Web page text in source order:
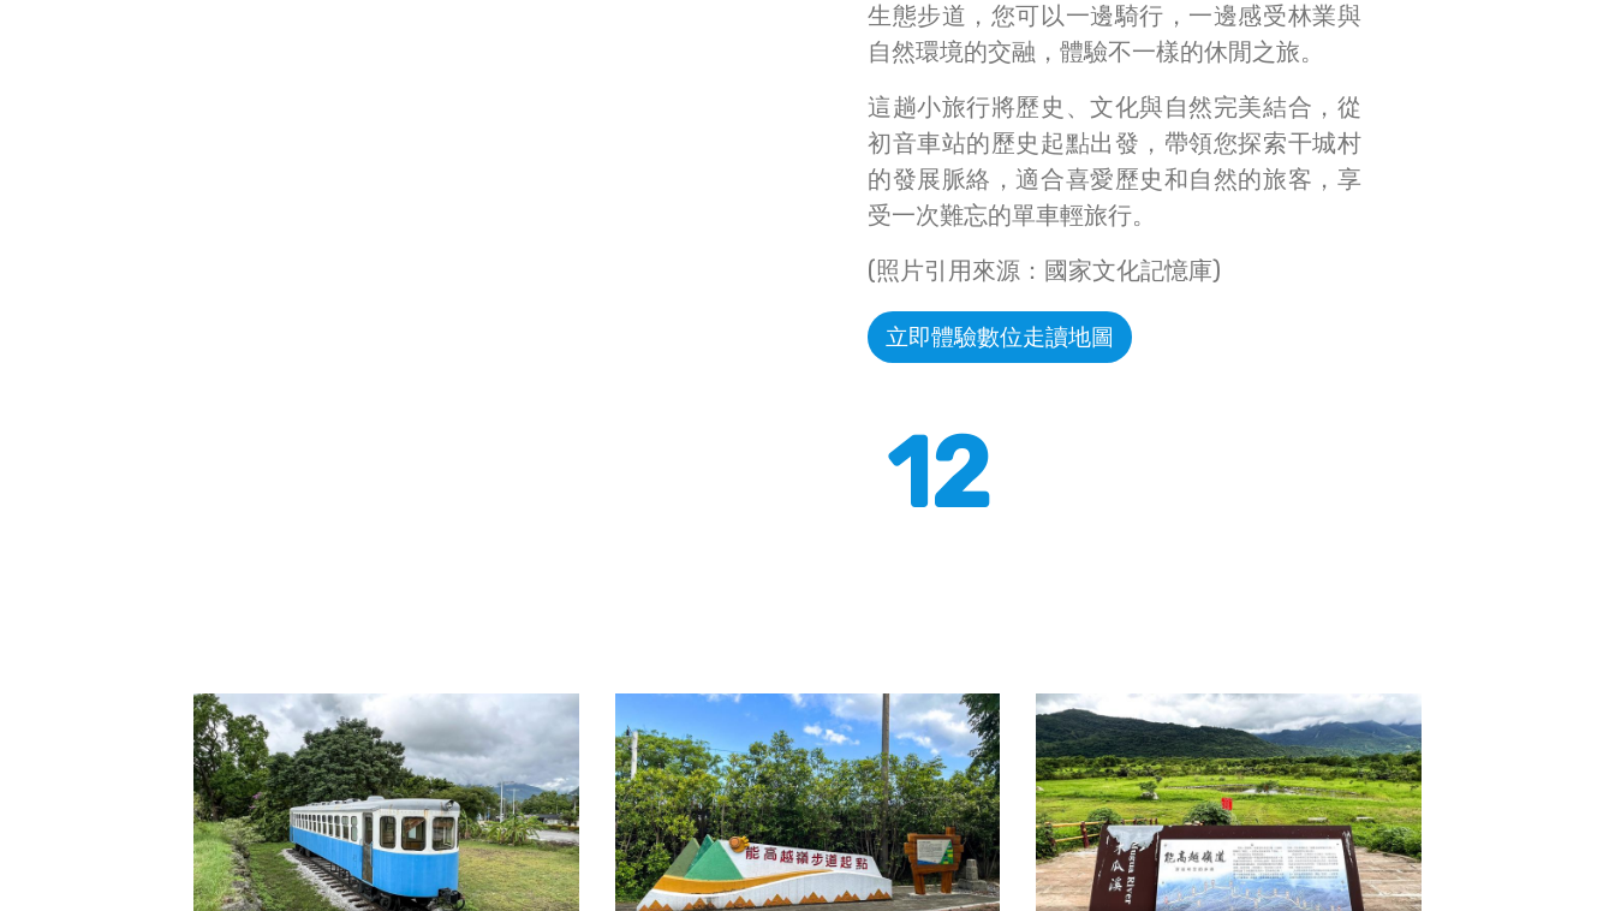
生態步道，您可以一邊騎行，一邊感受林業與
自然環境的交融，體驗不一樣的休閒之旅。
這趟小旅行將歷史、文化與自然完美結合，從
初音車站的歷史起點出發，帶領您探索干城村
的發展脈絡，適合喜愛歷史和自然的旅客，享
受一次難忘的單車輕旅行。
(照片引用來源：國家文化記憶庫)
立即體驗數位走讀地圖
12